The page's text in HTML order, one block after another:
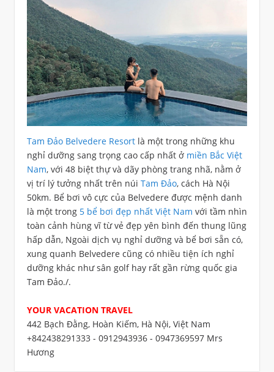
Tam Đảo Belvedere Resort là một trong những khu
nghỉ dưỡng sang trọng cao cấp nhất ở miền Bắc Việt
Nam, với 48 biệt thự và dãy phòng trang nhã, nằm ở
vị trí lý tưởng nhất trên núi Tam Đảo, cách Hà Nội
50km. Bể bơi vô cực của Belvedere được mệnh danh
là một trong 5 bể bơi đẹp nhất Việt Nam với tầm nhìn
toàn cảnh hùng vĩ từ vẻ đẹp yên bình đến thung lũng
hấp dẫn, Ngoài dịch vụ nghỉ dưỡng và bể bơi sẵn có,
xung quanh Belvedere cũng có nhiều tiện ích nghỉ
dưỡng khác như sân golf hay rất gần rừng quốc gia
Tam Đảo./.
YOUR VACATION TRAVEL
442 Bạch Đằng, Hoàn Kiếm, Hà Nội, Việt Nam
+842438291333 - 0912943936 - 0947369597 Mrs
Hương